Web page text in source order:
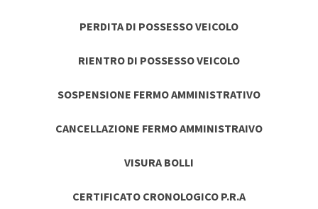
PERDITA DI POSSESSO VEICOLO
RIENTRO DI POSSESSO VEICOLO
SOSPENSIONE FERMO AMMINISTRATIVO
CANCELLAZIONE FERMO AMMINISTRAIVO
VISURA BOLLI
CERTIFICATO CRONOLOGICO P.R.A